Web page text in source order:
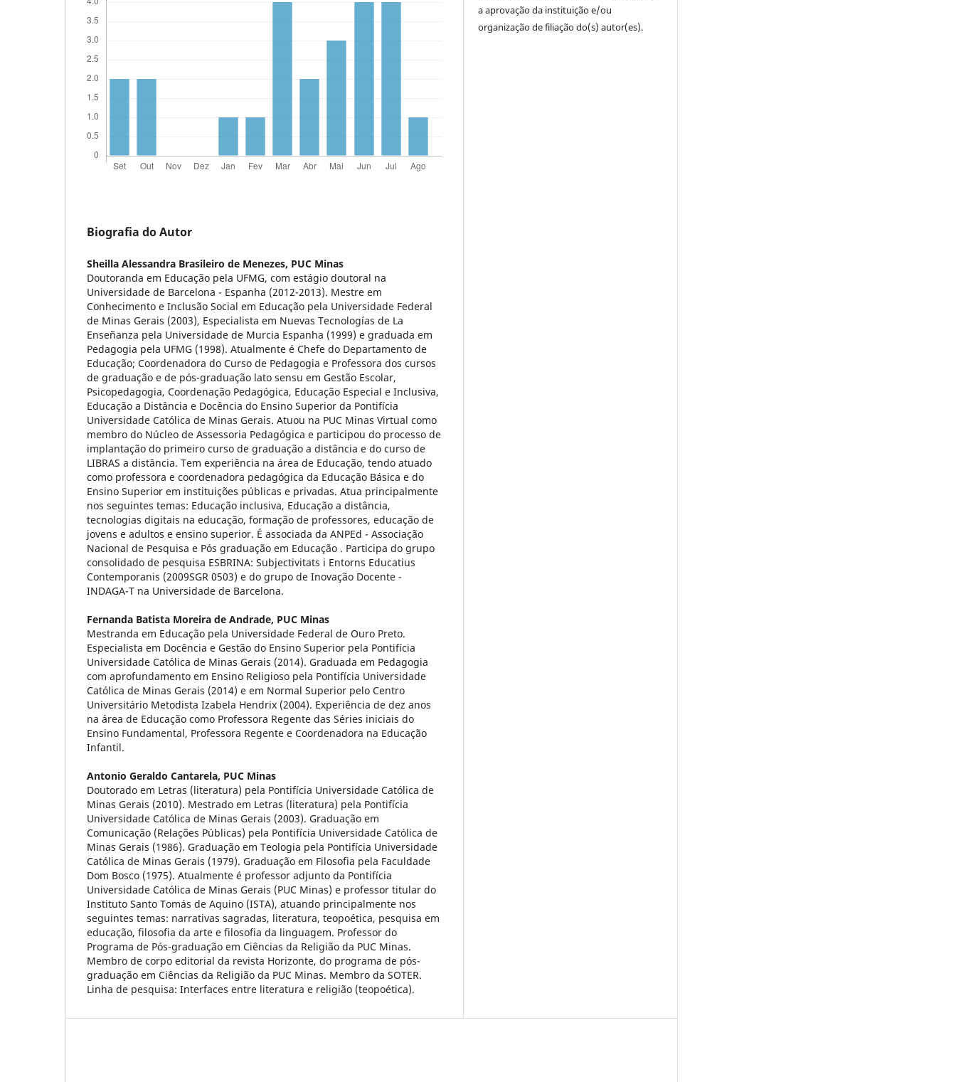
Biografia do Autor
Sheilla Alessandra Brasileiro de Menezes, PUC Minas
Doutoranda em Educação pela UFMG, com estágio doutoral na
Universidade de Barcelona - Espanha (2012-2013). Mestre em
Conhecimento e Inclusão Social em Educação pela Universidade Federal
de Minas Gerais (2003), Especialista em Nuevas Tecnologías de La
Enseñanza pela Universidade de Murcia Espanha (1999) e graduada em
Pedagogia pela UFMG (1998). Atualmente é Chefe do Departamento de
Educação; Coordenadora do Curso de Pedagogia e Professora dos cursos
de graduação e de pós-graduação lato sensu em Gestão Escolar,
Psicopedagogia, Coordenação Pedagógica, Educação Especial e Inclusiva,
Educação a Distância e Docência do Ensino Superior da Pontifícia
Universidade Católica de Minas Gerais. Atuou na PUC Minas Virtual como
membro do Núcleo de Assessoria Pedagógica e participou do processo de
implantação do primeiro curso de graduação a distância e do curso de
LIBRAS a distância. Tem experiência na área de Educação, tendo atuado
como professora e coordenadora pedagógica da Educação Básica e do
Ensino Superior em instituições públicas e privadas. Atua principalmente
nos seguintes temas: Educação inclusiva, Educação a distância,
tecnologias digitais na educação, formação de professores, educação de
jovens e adultos e ensino superior. É associada da ANPEd - Associação
Nacional de Pesquisa e Pós graduação em Educação . Participa do grupo
consolidado de pesquisa ESBRINA: Subjectivitats i Entorns Educatius
Contemporanis (2009SGR 0503) e do grupo de Inovação Docente -
INDAGA-T na Universidade de Barcelona.
Fernanda Batista Moreira de Andrade, PUC Minas
Mestranda em Educação pela Universidade Federal de Ouro Preto.
Especialista em Docência e Gestão do Ensino Superior pela Pontifícia
Universidade Católica de Minas Gerais (2014). Graduada em Pedagogia
com aprofundamento em Ensino Religioso pela Pontifícia Universidade
Católica de Minas Gerais (2014) e em Normal Superior pelo Centro
Universitário Metodista Izabela Hendrix (2004). Experiência de dez anos
na área de Educação como Professora Regente das Séries iniciais do
Ensino Fundamental, Professora Regente e Coordenadora na Educação
Infantil.
Antonio Geraldo Cantarela, PUC Minas
Doutorado em Letras (literatura) pela Pontifícia Universidade Católica de
Minas Gerais (2010). Mestrado em Letras (literatura) pela Pontifícia
Universidade Católica de Minas Gerais (2003). Graduação em
Comunicação (Relações Públicas) pela Pontifícia Universidade Católica de
Minas Gerais (1986). Graduação em Teologia pela Pontifícia Universidade
Católica de Minas Gerais (1979). Graduação em Filosofia pela Faculdade
Dom Bosco (1975). Atualmente é professor adjunto da Pontifícia
Universidade Católica de Minas Gerais (PUC Minas) e professor titular do
Instituto Santo Tomás de Aquino (ISTA), atuando principalmente nos
seguintes temas: narrativas sagradas, literatura, teopoética, pesquisa em
educação, filosofia da arte e filosofia da linguagem. Professor do
Programa de Pós-graduação em Ciências da Religião da PUC Minas.
Membro de corpo editorial da revista Horizonte, do programa de pós-
graduação em Ciências da Religião da PUC Minas. Membro da SOTER.
Linha de pesquisa: Interfaces entre literatura e religião (teopoética).
a aprovação da instituição e/ou
organização de filiação do(s) autor(es).